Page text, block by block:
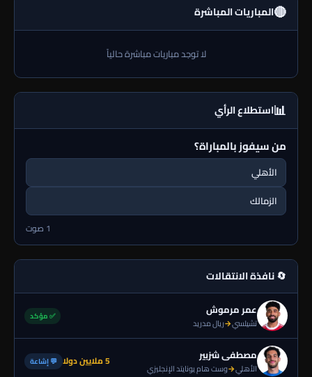
🔴المباريات المباشرة
لا توجد مباريات مباشرة حالياً
📊استطلاع الرأي
من سيفوز بالمباراة؟
الأهلي
الزمالك
1 صوت
🔄 نافذة الانتقالات
عمر مرموش
تشيلسي→ريال مدريد
✅ مؤكد
مصطفى شزبير
الأهلي→وست هام يونايتد الإنجليزي 5 ملايين دولا 💬 إشاعة